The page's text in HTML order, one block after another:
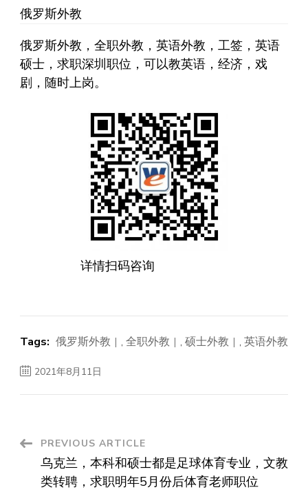
俄罗斯外教
俄罗斯外教，全职外教，英语外教，工签，英语
硕士，求职深圳职位，可以教英语，经济，戏
剧，随时上岗。
详情扫码咨询
Tags: 俄罗斯外教 , 全职外教 , 硕士外教 , 英语外教
2021年8月11日
Post
Navigation
PREVIOUS ARTICLE
乌克兰，本科和硕士都是足球体育专业，文教
类转聘，求职明年5月份后体育老师职位